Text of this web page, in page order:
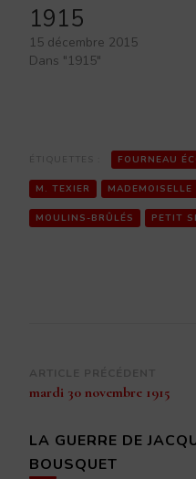
1915
15 décembre 2015
Dans "1915"
FOURNEAU
M. TEXIER MADEMOISELLE
MOULINS-BRÛLÉS PETIT
Navigation
d’article
mardi 30 novembre 1915
LA GUERRE DE
BOUSQUET